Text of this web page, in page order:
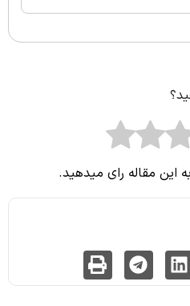
این مقاله رای میدهید.